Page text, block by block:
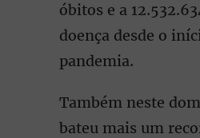
óbitos e a
doença desde o
pandemia.
Também neste
bateu mais um